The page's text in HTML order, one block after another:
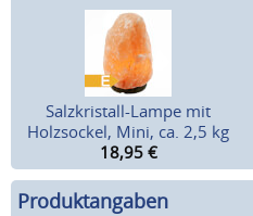
Salzkristall-Lampe mit
Holzsockel, Mini, ca. 2,5 kg
18,95 €
Produktangaben